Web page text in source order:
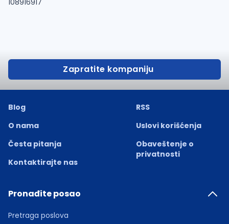
108916917
Zapratite kompaniju
Blog
O nama
Česta pitanja
Kontaktirajte nas
RSS
Uslovi korišćenja
Obaveštenje o
privatnosti
Pronađite posao
Pretraga poslova